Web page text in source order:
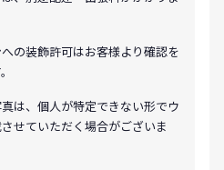
の装飾許可はお客様より確認を
は、個人が特定できない形でウ
せていただく場合がございま